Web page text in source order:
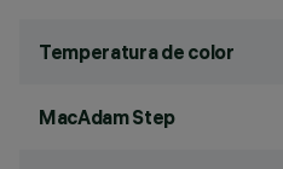
Temperatura de color
MacAdam Step